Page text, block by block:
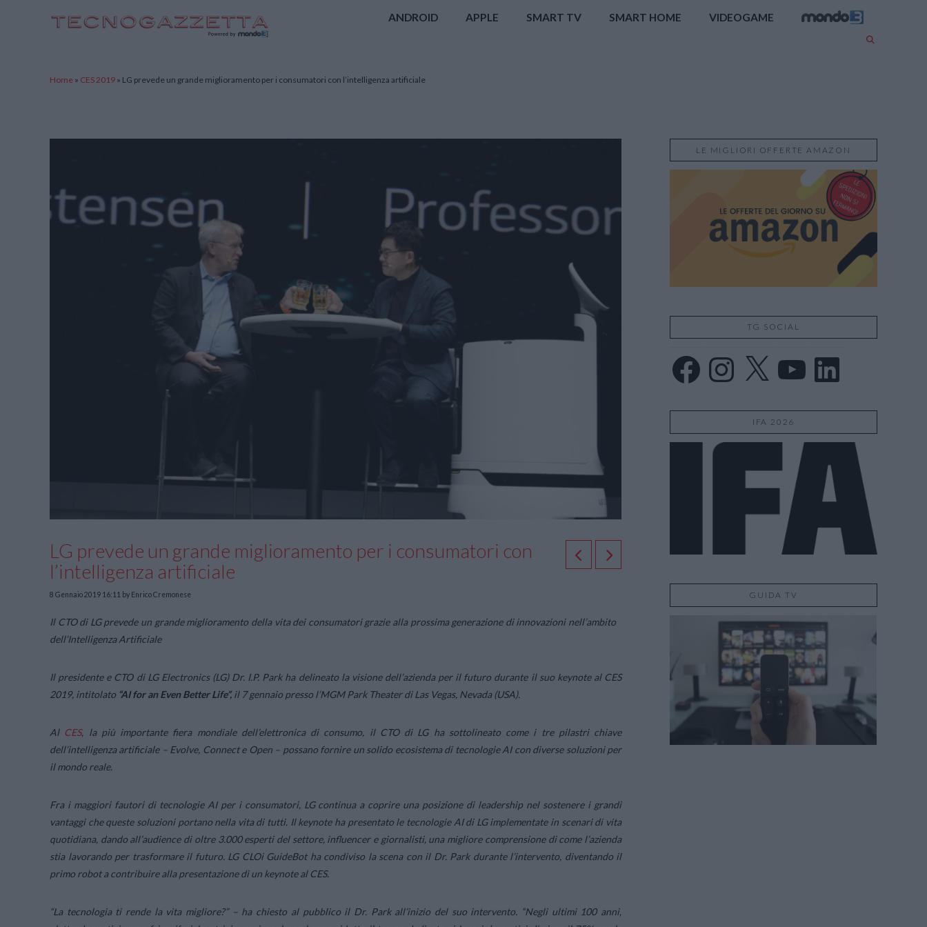
ANDROID APPLE SMART TV SMART HOME VIDEOGAME
Home » CES 2019 » LG prevede un grande miglioramento per i consumatori con l’intelligenza artificiale
LG prevede un grande miglioramento per i consumatori con
l’intelligenza artificiale
8 Gennaio 2019 16:11 by Enrico Cremonese
Il CTO di LG prevede un grande miglioramento della vita dei consumatori grazie alla prossima generazione di innovazioni nell’ambito
dell’Intelligenza Artificiale
Il presidente e CTO di LG Electronics (LG) Dr. I.P. Park ha delineato la visione dell’azienda per il futuro durante il suo keynote al CES
2019, intitolato “AI for an Even Better Life”, il 7 gennaio presso l’MGM Park Theater di Las Vegas, Nevada (USA).
Al CES, la più importante fiera mondiale dell’elettronica di consumo, il CTO di LG ha sottolineato come i tre pilastri chiave
dell’intelligenza artificiale – Evolve, Connect e Open – possano fornire un solido ecosistema di tecnologie AI con diverse soluzioni per
il mondo reale.
Fra i maggiori fautori di tecnologie AI per i consumatori, LG continua a coprire una posizione di leadership nel sostenere i grandi
vantaggi che queste soluzioni portano nella vita di tutti. Il keynote ha presentato le tecnologie AI di LG implementate in scenari di vita
quotidiana, dando all’audience di oltre 3.000 esperti del settore, influencer e giornalisti, una migliore comprensione di come l’azienda
stia lavorando per trasformare il futuro. LG CLOi GuideBot ha condiviso la scena con il Dr. Park durante l’intervento, diventando il
primo robot a contribuire alla presentazione di un keynote al CES.
“La tecnologia ti rende la vita migliore?” – ha chiesto al pubblico il Dr. Park all’inizio del suo intervento. “Negli ultimi 100 anni,
LE MIGLIORI OFFERTE AMAZON
TG SOCIAL
Facebook Instagram YouTube LinkedIn
IFA 2026
GUIDA TV